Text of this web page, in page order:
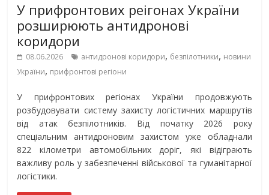
У прифронтових реігонах України
розширюють антидронові
коридори
08.06.2026 антидронові коридори, безпілотники, новини
України, прифронтові регіони
У прифронтових регіонах України продовжують
розбудовувати систему захисту логістичних маршрутів
від атак безпілотників. Від початку 2026 року
спеціальним антидроновим захистом уже обладнали
822 кілометри автомобільних доріг, які відіграють
важливу роль у забезпеченні військової та гуманітарної
логістики.